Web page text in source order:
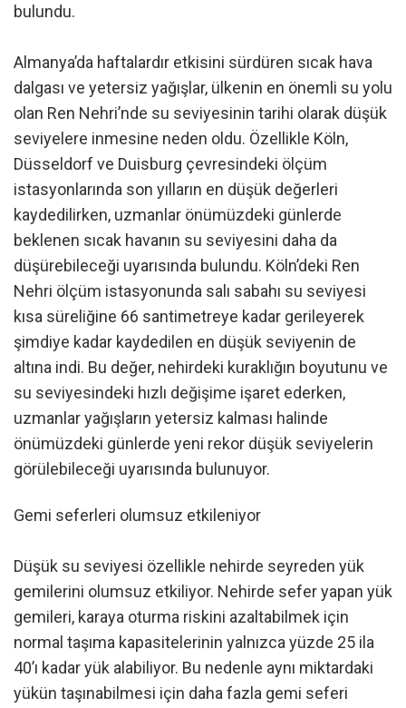
bulundu.
Almanya’da haftalardır etkisini sürdüren sıcak hava
dalgası ve yetersiz yağışlar, ülkenin en önemli su yolu
olan Ren Nehri’nde su seviyesinin tarihi olarak düşük
seviyelere inmesine neden oldu. Özellikle Köln,
Düsseldorf ve Duisburg çevresindeki ölçüm
istasyonlarında son yılların en düşük değerleri
kaydedilirken, uzmanlar önümüzdeki günlerde
beklenen sıcak havanın su seviyesini daha da
düşürebileceği uyarısında bulundu. Köln’deki Ren
Nehri ölçüm istasyonunda salı sabahı su seviyesi
kısa süreliğine 66 santimetreye kadar gerileyerek
şimdiye kadar kaydedilen en düşük seviyenin de
altına indi. Bu değer, nehirdeki kuraklığın boyutunu ve
su seviyesindeki hızlı değişime işaret ederken,
uzmanlar yağışların yetersiz kalması halinde
önümüzdeki günlerde yeni rekor düşük seviyelerin
görülebileceği uyarısında bulunuyor.
Gemi seferleri olumsuz etkileniyor
Düşük su seviyesi özellikle nehirde seyreden yük
gemilerini olumsuz etkiliyor. Nehirde sefer yapan yük
gemileri, karaya oturma riskini azaltabilmek için
normal taşıma kapasitelerinin yalnızca yüzde 25 ila
40’ı kadar yük alabiliyor. Bu nedenle aynı miktardaki
yükün taşınabilmesi için daha fazla gemi seferi